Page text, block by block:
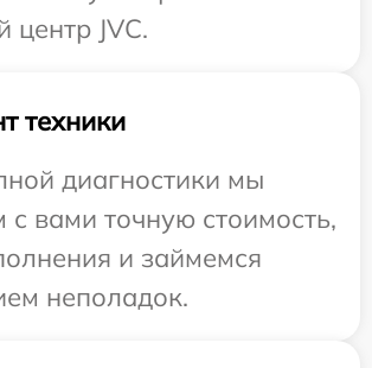
центр JVC.
техники
диагностики мы
с вами точную стоимость,
и займемся
неполадок.